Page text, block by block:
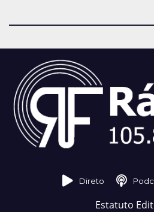
Direto
Estatuto